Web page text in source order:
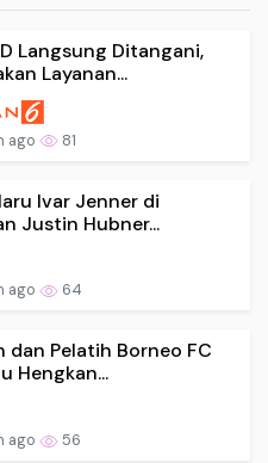
Langsung Ditangani,
Layanan...
ago 81
Ivar Jenner di
Justin Hubner...
ago 64
dan Pelatih Borneo FC
Hengkan...
ago 56